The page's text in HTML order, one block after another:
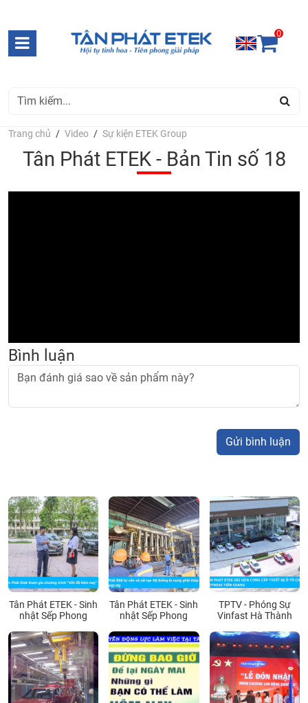
0
Trang chủ Video Sự kiện ETEK Group
Tân Phát ETEK - Bản Tin số 18
Bình luận
Gửi bình luận
Tân Phát ETEK - Sinh
nhật Sếp Phong
Tân Phát ETEK - Sinh
nhật Sếp Phong
TPTV - Phóng Sự
Vinfast Hà Thành